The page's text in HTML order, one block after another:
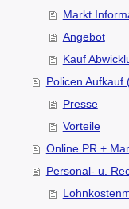
Markt
Angebot
Kauf
Policen Aufkauf
Presse
Vorteile
Online PR +
Personal- u.